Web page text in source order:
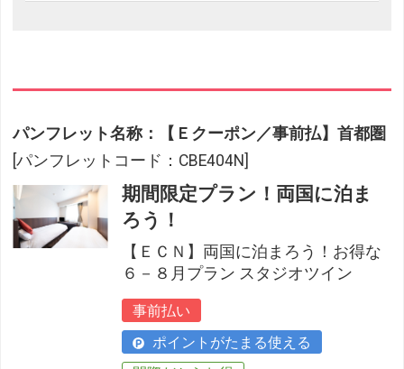
パンフレット名称：【Ｅクーポン／事前払】首都圏
[パンフレットコード：CBE404N]
期間限定プラン！両国に泊ま
ろう！
【ＥＣＮ】両国に泊まろう！お得な
６－８月プラン スタジオツイン
事前払い
ポイントがたまる使える